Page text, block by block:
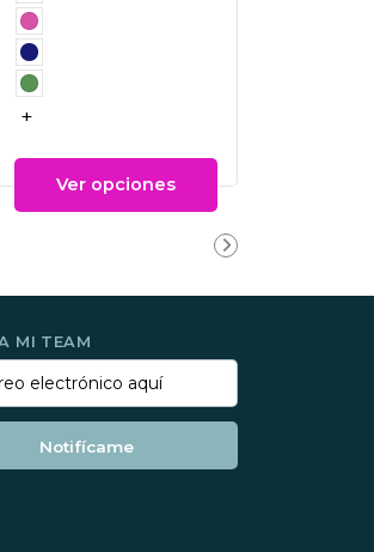
+
Ver opciones
MI TEAM
Notifícame